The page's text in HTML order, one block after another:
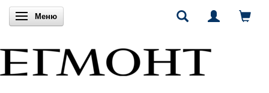
Включи навигацията
Меню